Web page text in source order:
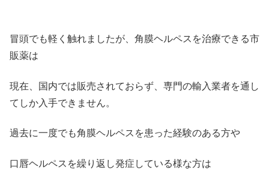
冒頭でも軽く触れましたが、角膜ヘルペスを治療できる市
販薬は
現在、国内では販売されておらず、専門の輸入業者を通し
てしか入手できません。
過去に一度でも角膜ヘルペスを患った経験のある方や
口唇ヘルペスを繰り返し発症している様な方は